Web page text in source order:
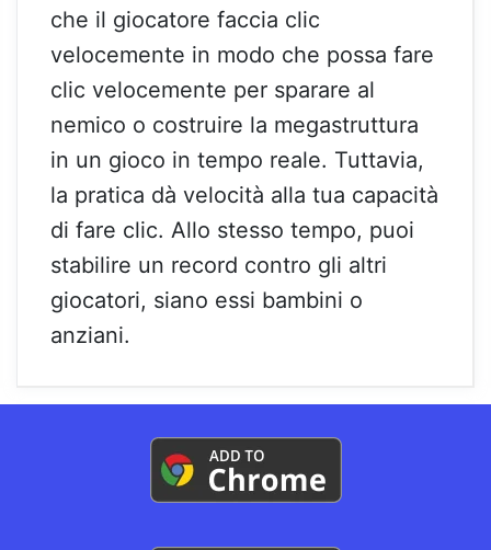
che il giocatore faccia clic
velocemente in modo che possa fare
clic velocemente per sparare al
nemico o costruire la megastruttura
in un gioco in tempo reale. Tuttavia,
la pratica dà velocità alla tua capacità
di fare clic. Allo stesso tempo, puoi
stabilire un record contro gli altri
giocatori, siano essi bambini o
anziani.